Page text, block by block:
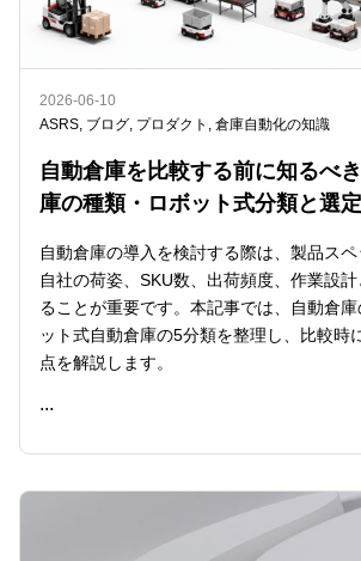
2026-06-10
ASRS, ブログ, プロダクト , 倉庫自動化の知識
自動倉庫を比較する前に知るべ
庫の種類・ロボット式分類と選
自動倉庫の導入を検討する際は、製品スペ
自社の荷姿、SKU数、出荷頻度、作業設
ることが重要です。本記事では、自動倉
ット式自動倉庫の5分類を整理し、比較時
点を解説します。
...
READ ME